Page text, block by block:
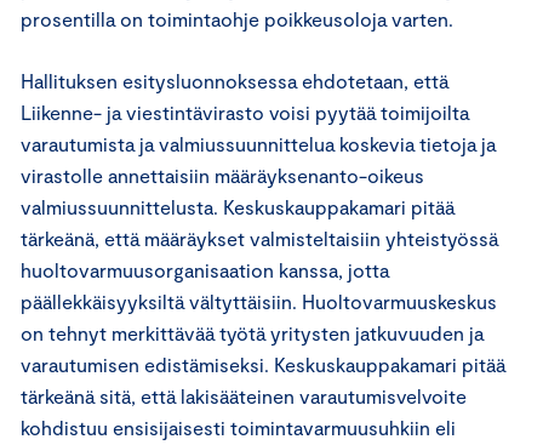
prosentilla on toimintaohje poikkeusoloja varten.
Hallituksen esitysluonnoksessa ehdotetaan, että
Liikenne- ja viestintävirasto voisi pyytää toimijoilta
varautumista ja valmiussuunnittelua koskevia tietoja ja
virastolle annettaisiin määräyksenanto-oikeus
valmiussuunnittelusta. Keskuskauppakamari pitää
tärkeänä, että määräykset valmisteltaisiin yhteistyössä
huoltovarmuusorganisaation kanssa, jotta
päällekkäisyyksiltä vältyttäisiin. Huoltovarmuuskeskus
on tehnyt merkittävää työtä yritysten jatkuvuuden ja
varautumisen edistämiseksi. Keskuskauppakamari pitää
tärkeänä sitä, että lakisääteinen varautumisvelvoite
kohdistuu ensisijaisesti toimintavarmuusuhkiin eli